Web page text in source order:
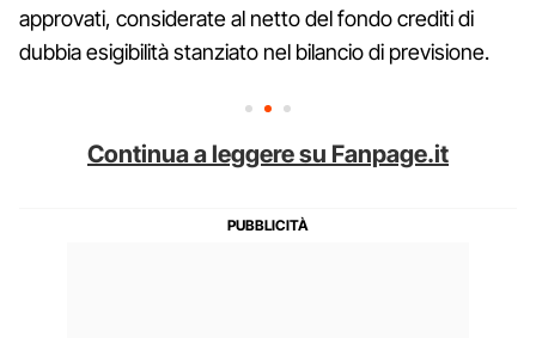
approvati, considerate al netto del fondo crediti di
dubbia esigibilità stanziato nel bilancio di previsione.
Continua a leggere su Fanpage.it